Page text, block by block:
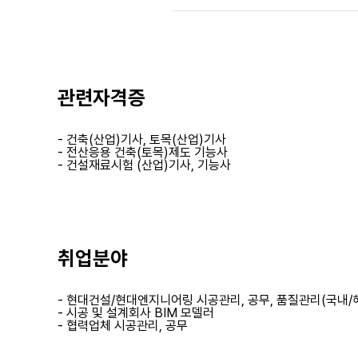
관련자격증
- 건축(산업)기사, 토목(산업)기사
- 전산응용 건축(토목)제도 기능사
- 건설재료시험 (산업)기사, 기능사
취업분야
- 현대건설/현대엔지니어링 시공관리, 공무, 품질관리(국내/
- 시공 및 설계회사 BIM 모델러
- 협력업체 시공관리, 공무